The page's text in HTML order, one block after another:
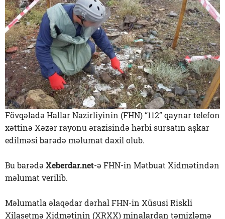
Fövqəladə Hallar Nazirliyinin (FHN) “112” qaynar telefon
xəttinə Xəzər rayonu ərazisində hərbi sursatın aşkar
edilməsi barədə məlumat daxil olub.
Bu barədə Xeberdar.net-ə FHN-in Mətbuat Xidmətindən
məlumat verilib.
Məlumatla əlaqədar dərhal FHN-in Xüsusi Riskli
Xilasetmə Xidmətinin (XRXX) minalardan təmizləmə